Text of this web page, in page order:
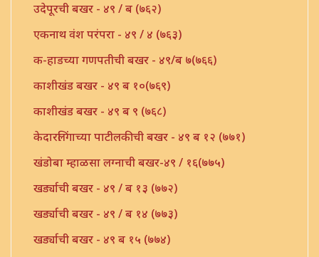
उदेपूरची बखर - ४९ / ब (७६२)
एकनाथ वंश परंपरा - ४९ / ४ (७६३)
क-हाडच्या गणपतीची बखर - ४९/ब ७(७६६)
काशीखंड बखर - ४९ ब १०(७६९)
काशीखंड बखर - ४९ ब ९ (७६८)
केदारलिंगाच्या पाटीलकीची बखर - ४९ ब १२ (७७१)
खंडोबा म्हाळसा लग्नाची बखर-४९ / १६(७७५)
खर्ड्याची बखर - ४९ / ब १३ (७७२)
खर्ड्याची बखर - ४९ / ब १४ (७७३)
खर्ड्याची बखर - ४९ ब १५ (७७४)